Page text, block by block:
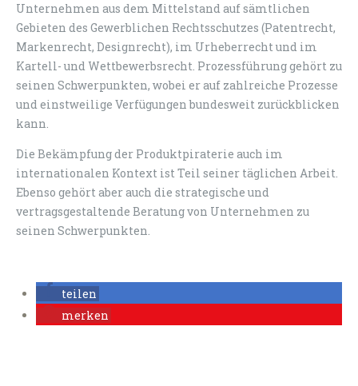
Unternehmen aus dem Mittelstand auf sämtlichen
Gebieten des Gewerblichen Rechtsschutzes (Patentrecht,
Markenrecht, Designrecht), im Urheberrecht und im
Kartell- und Wettbewerbsrecht. Prozessführung gehört zu
seinen Schwerpunkten, wobei er auf zahlreiche Prozesse
und einstweilige Verfügungen bundesweit zurückblicken
kann.
Die Bekämpfung der Produktpiraterie auch im
internationalen Kontext ist Teil seiner täglichen Arbeit.
Ebenso gehört aber auch die strategische und
vertragsgestaltende Beratung von Unternehmen zu
seinen Schwerpunkten.
teilen
merken